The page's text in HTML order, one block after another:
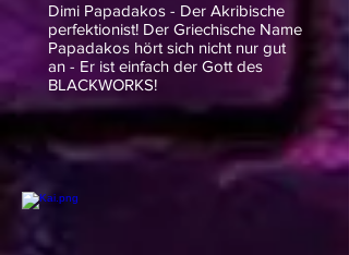
Dimi Papadakos - Der Akribische
perfektionist! Der Griechische Name
Papadakos hört sich nicht nur gut
an - Er ist einfach der Gott des
BLACKWORKS!